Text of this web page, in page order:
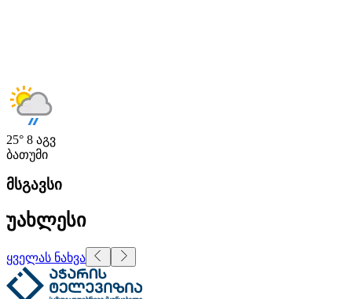
25° 8 აგვ
ბათუმი
მსგავსი
უახლესი
ყველას ნახვა